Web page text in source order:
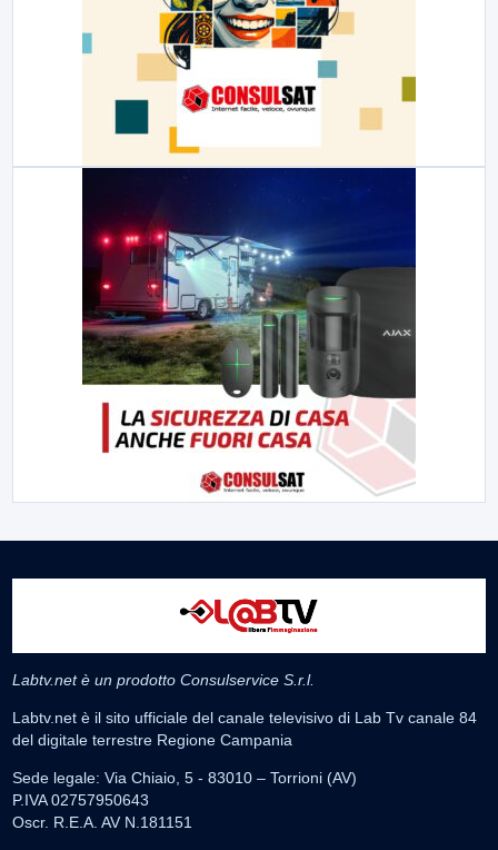
Labtv.net è un prodotto Consulservice S.r.l.
Labtv.net è il sito ufficiale del canale televisivo di Lab Tv canale 84
del digitale terrestre Regione Campania
Sede legale: Via Chiaio, 5 - 83010 – Torrioni (AV)
P.IVA 02757950643
Oscr. R.E.A. AV N.181151